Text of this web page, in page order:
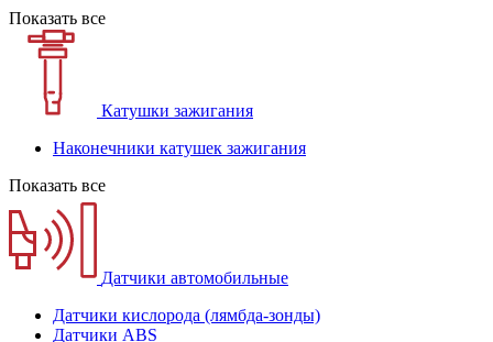
Показать все
Катушки зажигания
Наконечники катушек зажигания
Показать все
Датчики автомобильные
Датчики кислорода (лямбда-зонды)
Датчики ABS